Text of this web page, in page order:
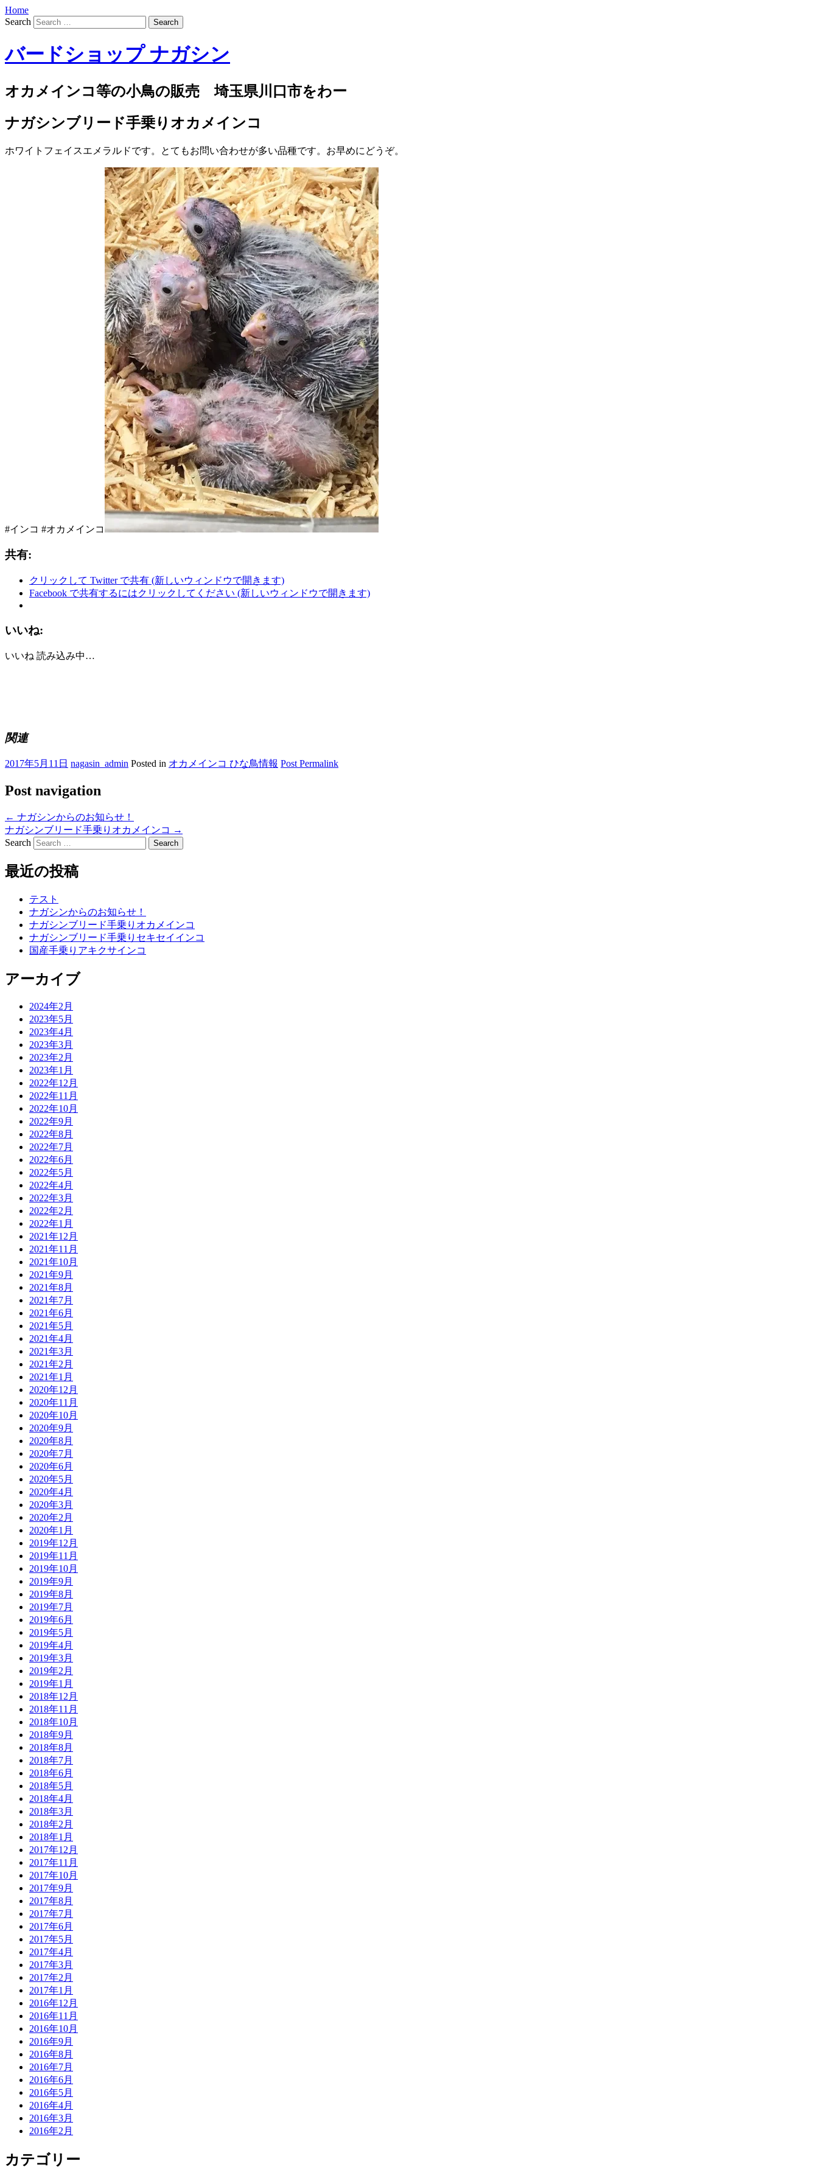
Home
Search
バードショップ ナガシン
オカメインコ等の小鳥の販売 埼玉県川口市をわー
ナガシンブリード手乗りオカメインコ
ホワイトフェイスエメラルドです。とてもお問い合わせが多い品種です。お早めにどうぞ。
#インコ #オカメインコ
共有:
クリックして Twitter で共有 (新しいウィンドウで開きます)
Facebook で共有するにはクリックしてください (新しいウィンドウで開きます)
いいね:
いいね 読み込み中…
関連
2017年5月11日 nagasin_admin Posted in オカメインコ ひな鳥情報 Post Permalink
Post navigation
← ナガシンからのお知らせ！
ナガシンブリード手乗りオカメインコ →
Search
最近の投稿
テスト
ナガシンからのお知らせ！
ナガシンブリード手乗りオカメインコ
ナガシンブリード手乗りセキセイインコ
国産手乗りアキクサインコ
アーカイブ
2024年2月
2023年5月
2023年4月
2023年3月
2023年2月
2023年1月
2022年12月
2022年11月
2022年10月
2022年9月
2022年8月
2022年7月
2022年6月
2022年5月
2022年4月
2022年3月
2022年2月
2022年1月
2021年12月
2021年11月
2021年10月
2021年9月
2021年8月
2021年7月
2021年6月
2021年5月
2021年4月
2021年3月
2021年2月
2021年1月
2020年12月
2020年11月
2020年10月
2020年9月
2020年8月
2020年7月
2020年6月
2020年5月
2020年4月
2020年3月
2020年2月
2020年1月
2019年12月
2019年11月
2019年10月
2019年9月
2019年8月
2019年7月
2019年6月
2019年5月
2019年4月
2019年3月
2019年2月
2019年1月
2018年12月
2018年11月
2018年10月
2018年9月
2018年8月
2018年7月
2018年6月
2018年5月
2018年4月
2018年3月
2018年2月
2018年1月
2017年12月
2017年11月
2017年10月
2017年9月
2017年8月
2017年7月
2017年6月
2017年5月
2017年4月
2017年3月
2017年2月
2017年1月
2016年12月
2016年11月
2016年10月
2016年9月
2016年8月
2016年7月
2016年6月
2016年5月
2016年4月
2016年3月
2016年2月
カテゴリー